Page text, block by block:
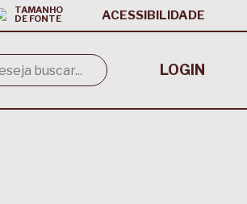
TAMANHO
DE FONTE ACESSIBILIDADE
LOGIN